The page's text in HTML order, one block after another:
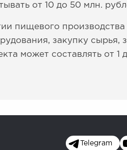
от 10 до 50 млн.
пищевого
закупку сырья,
может составлять от 1
Telegram